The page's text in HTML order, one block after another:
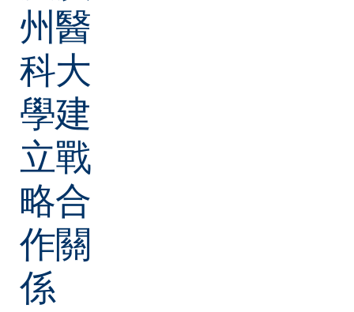
州醫
科大
學建
立戰
略合
作關
係